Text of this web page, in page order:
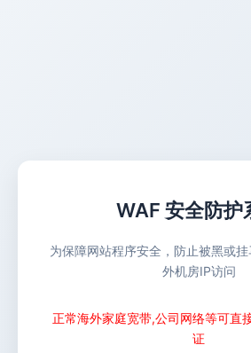
WAF 安全防护
为保障网站程序安全，防止被黑或
外机房IP访问
正常海外家庭宽带,公司网络等可直
证